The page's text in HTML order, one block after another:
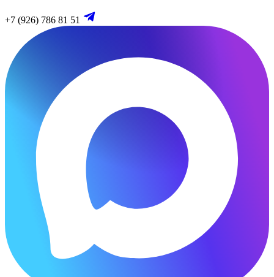
+7 (926) 786 81 51